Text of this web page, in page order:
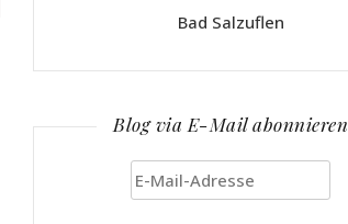
Bad Salzuflen
Blog via E-Mail abonnieren
E-
Mail-